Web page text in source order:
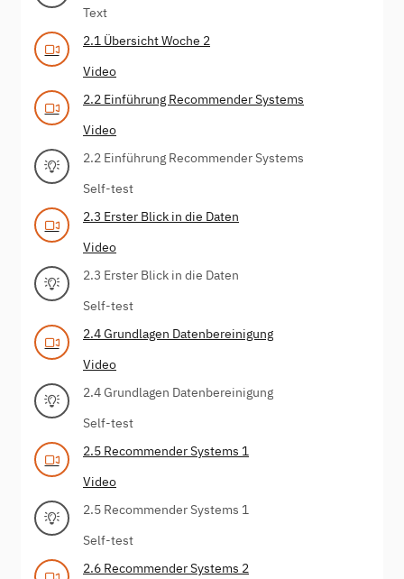
Text
2.1 Übersicht Woche 2
Video
2.2 Einführung Recommender Systems
Video
2.2 Einführung Recommender Systems
Self-test
2.3 Erster Blick in die Daten
Video
2.3 Erster Blick in die Daten
Self-test
2.4 Grundlagen Datenbereinigung
Video
2.4 Grundlagen Datenbereinigung
Self-test
2.5 Recommender Systems 1
Video
2.5 Recommender Systems 1
Self-test
2.6 Recommender Systems 2